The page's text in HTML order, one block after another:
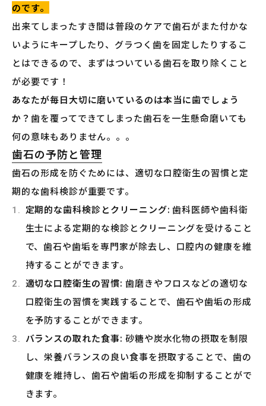
のです。
出来てしまったすき間は普段のケアで歯石がまた付かな
いようにキープしたり、グラつく歯を固定したりするこ
とはできるので、まずはついている歯石を取り除くこと
が必要です！
あなたが毎日大切に磨いているのは本当に歯でしょう
か？ 歯を覆ってできてしまった歯石を一生懸命磨いても
何の意味もありません。。。
歯石の予防と管理
歯石の形成を防ぐためには、適切な口腔衛生の習慣と定
期的な歯科検診が重要です。
定期的な歯科検診とクリーニング: 歯科医師や歯科衛
生士による定期的な検診とクリーニングを受けること
で、歯石や歯垢を専門家が除去し、口腔内の健康を維
持することができます。
適切な口腔衛生の習慣: 歯磨きやフロスなどの適切な
口腔衛生の習慣を実践することで、歯石や歯垢の形成
を予防することができます。
バランスの取れた食事: 砂糖や炭水化物の摂取を制限
し、栄養バランスの良い食事を摂取することで、歯の
健康を維持し、歯石や歯垢の形成を抑制することがで
きます。